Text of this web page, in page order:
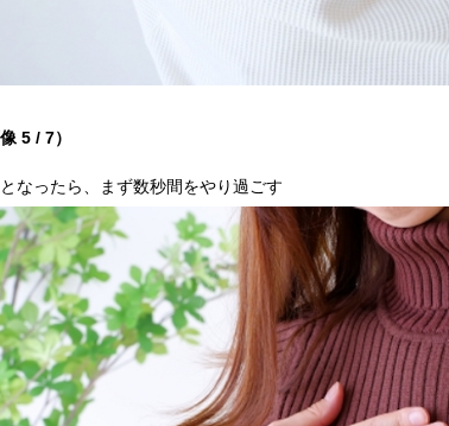
像 5 / 7）
なったら、まず数秒間をやり過ごす